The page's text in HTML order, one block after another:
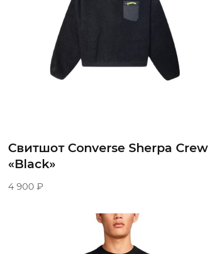
Свитшот Converse Sherpa Crew
«Black»
4 900 ₽